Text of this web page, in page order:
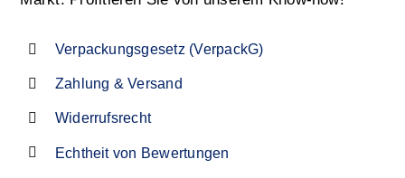
Verpackungsgesetz (VerpackG)
Zahlung & Versand
Widerrufsrecht
Echtheit von Bewertungen